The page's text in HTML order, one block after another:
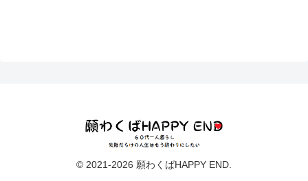
© 2021-2026 願わくばHAPPY END.